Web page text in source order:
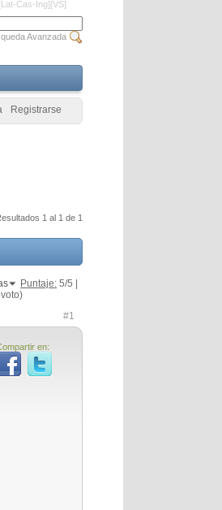
Cas-Ing][VS]
1 al 1 de 1
Puntaje: 5/5 |
#1
en:
Avanzada
Registrarse